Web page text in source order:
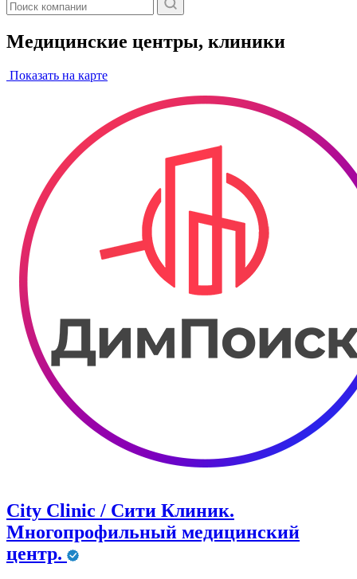
Медицинские центры, клиники
Показать на карте
City Clinic / Сити Клиник.
Многопрофильный медицинский
центр.